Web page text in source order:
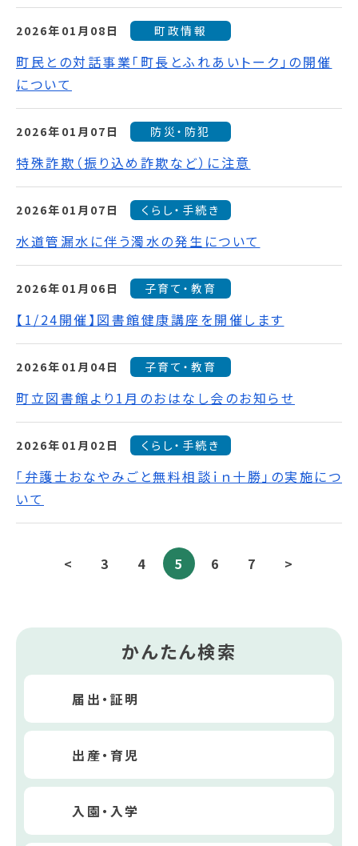
2026年01月08日 町政情報
町民との対話事業「町長とふれあいトーク」の開催
について
2026年01月07日 防災・防犯
特殊詐欺（振り込め詐欺など）に注意
2026年01月07日 くらし・手続き
水道管漏水に伴う濁水の発生について
2026年01月06日 子育て・教育
【1/24開催】図書館健康講座を開催します
2026年01月04日 子育て・教育
町立図書館より1月のおはなし会のお知らせ
2026年01月02日 くらし・手続き
「弁護士おなやみごと無料相談ｉｎ十勝」の実施につ
いて
< 3 4 5 6 7 >
かんたん検索
届出・証明
出産・育児
入園・入学